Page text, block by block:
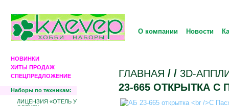
О компании Новости
НОВИНКИ
ХИТЫ ПРОДАЖ
СПЕЦПРЕДЛОЖЕНИЕ
Наборы по техникам:
ЛИЦЕНЗИЯ «ОТЕЛЬ У
ГЛАВНАЯ / / 3D-
23-665 ОТКРЫТКА С